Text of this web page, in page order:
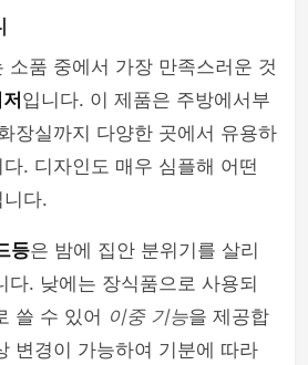
소품 중에서 가장 만족스러운 것
입니다. 이 제품은 주방에서부
장실까지 다양한 곳에서 유용하
. 디자인도 매우 심플해 어떤
다.
등은 밤에 집안 분위기를 살리
다. 낮에는 장식품으로 사용되
쓸 수 있어 이중 기능을 제공합
변경이 가능하여 기분에 따라